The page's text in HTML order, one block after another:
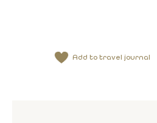
Add to travel journal